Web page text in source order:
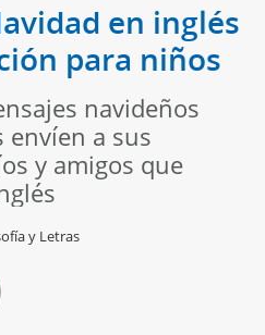
en inglés
para niños
navideños
envíen a sus
y amigos que
y Letras